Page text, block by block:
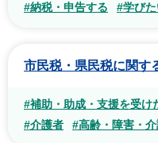
#納税・申告する #学び
市民税・県民税に関す
#補助・助成・支援を受け
#介護者
#高齢・障害・